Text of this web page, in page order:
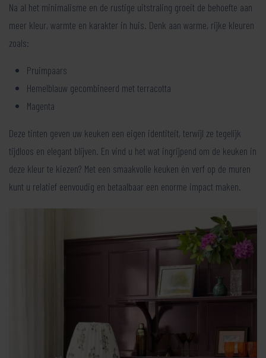
Na al het minimalisme en de rustige uitstraling groeit de behoefte aan
meer kleur, warmte en karakter in huis. Denk aan warme, rijke kleuren
zoals:
Pruimpaars
Hemelblauw gecombineerd met terracotta
Magenta
Deze tinten geven uw keuken een eigen identiteit, terwijl ze tegelijk
tijdloos en elegant blijven. En vind u het wat ingrijpend om de keuken in
deze kleur te kiezen? Met een smaakvolle keuken én verf op de muren
kunt u relatief eenvoudig en betaalbaar een enorme impact maken.